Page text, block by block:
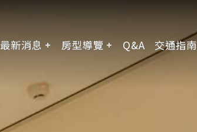
最新消息 房型導覽 Q&A 交通指南